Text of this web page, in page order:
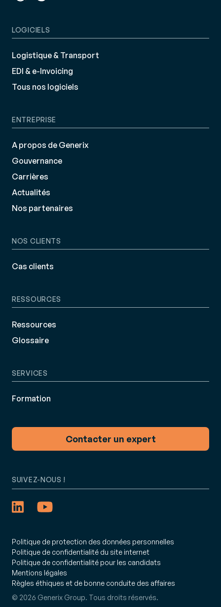
LOGICIELS
Logistique & Transport
EDI & e-Invoicing
Tous nos logiciels
ENTREPRISE
A propos de Generix
Gouvernance
Carrières
Actualités
Nos partenaires
NOS CLIENTS
Cas clients
RESSOURCES
Ressources
Glossaire
SERVICES
Formation
Contacter un expert
Politique de protection des données personnelles
Politique de confidentialité du site internet
Politique de confidentialité pour les candidats
Mentions légales
Règles éthiques et de bonne conduite des affaires
© 2026 Generix Group. Tous droits réservés.
SUIVEZ-NOUS !